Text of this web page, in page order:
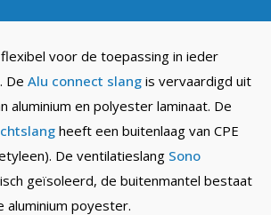
voor de toepassing in ieder
De Alu connect slang is vervaardigd uit
aluminium en polyester laminaat. De
heeft een buitenlaag van CPE
De ventilatieslang Sono
geïsoleerd, de buitenmantel bestaat
aluminium poyester.